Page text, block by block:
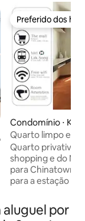
para ficar
Preferido dos
Preferido dos
Condomínio ⋅
e
Quarto limpo e
king perto de
Quarto privativo
shopping e do
para Chinatown/
para a estação
Bang Wa, com
partir de agora,
por